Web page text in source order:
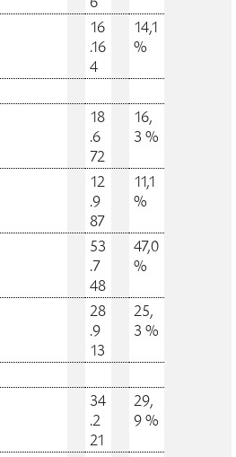
6
16
.16
4
14,1
%
18
.6
72
16,
3 %
12
.9
87
11,1
%
53
.7
48
47,0
%
28
.9
13
25,
3 %
34
.2
21
29,
9 %